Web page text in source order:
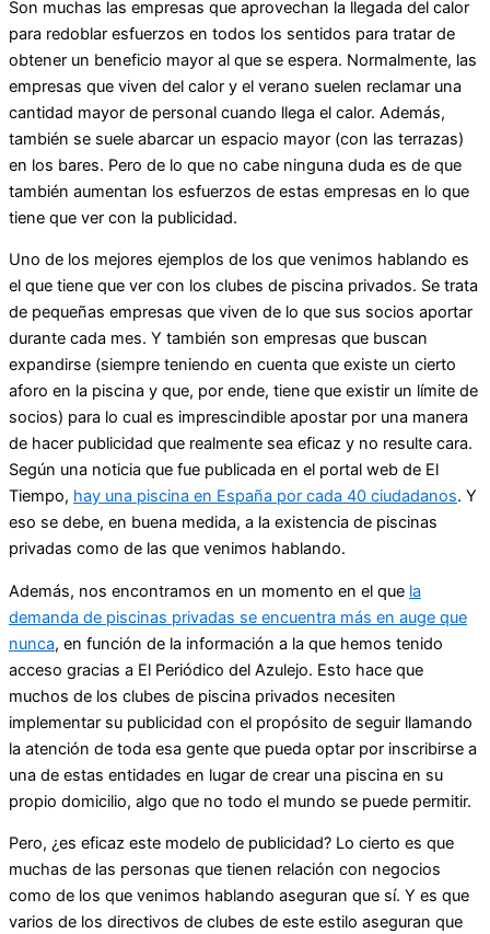
Son muchas las empresas que aprovechan la llegada del calor
para redoblar esfuerzos en todos los sentidos para tratar de
obtener un beneficio mayor al que se espera. Normalmente, las
empresas que viven del calor y el verano suelen reclamar una
cantidad mayor de personal cuando llega el calor. Además,
también se suele abarcar un espacio mayor (con las terrazas)
en los bares. Pero de lo que no cabe ninguna duda es de que
también aumentan los esfuerzos de estas empresas en lo que
tiene que ver con la publicidad.
Uno de los mejores ejemplos de los que venimos hablando es
el que tiene que ver con los clubes de piscina privados. Se trata
de pequeñas empresas que viven de lo que sus socios aportar
durante cada mes. Y también son empresas que buscan
expandirse (siempre teniendo en cuenta que existe un cierto
aforo en la piscina y que, por ende, tiene que existir un límite de
socios) para lo cual es imprescindible apostar por una manera
de hacer publicidad que realmente sea eficaz y no resulte cara.
Según una noticia que fue publicada en el portal web de El
Tiempo, hay una piscina en España por cada 40 ciudadanos. Y
eso se debe, en buena medida, a la existencia de piscinas
privadas como de las que venimos hablando.
Además, nos encontramos en un momento en el que la
demanda de piscinas privadas se encuentra más en auge que
nunca, en función de la información a la que hemos tenido
acceso gracias a El Periódico del Azulejo. Esto hace que
muchos de los clubes de piscina privados necesiten
implementar su publicidad con el propósito de seguir llamando
la atención de toda esa gente que pueda optar por inscribirse a
una de estas entidades en lugar de crear una piscina en su
propio domicilio, algo que no todo el mundo se puede permitir.
Pero, ¿es eficaz este modelo de publicidad? Lo cierto es que
muchas de las personas que tienen relación con negocios
como de los que venimos hablando aseguran que sí. Y es que
varios de los directivos de clubes de este estilo aseguran que